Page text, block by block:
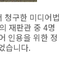
구한 미디어법
재판관 중 4명
인용을 위한 정
습니다.